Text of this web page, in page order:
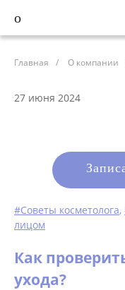
Главная / О компании
27 июня 2024
#Советы косметолога,
лицом
Как
ухода?